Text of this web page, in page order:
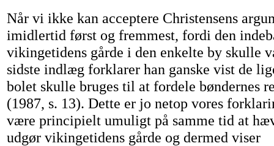
Når vi ikke kan acceptere Christensens
imidlertid først og fremmest, fordi den
vikingetidens gårde i den enkelte by skulle
sidste indlæg forklarer han ganske vist de
bolet skulle bruges til at fordele bøndernes
(1987, s. 13). Dette er jo netop vores
være principielt umuligt på samme tid at
udgør vikingetidens gårde og dermed viser